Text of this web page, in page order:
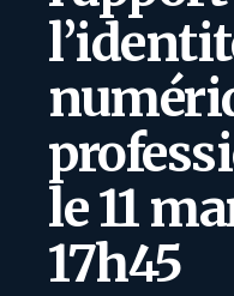
le 11
17h45